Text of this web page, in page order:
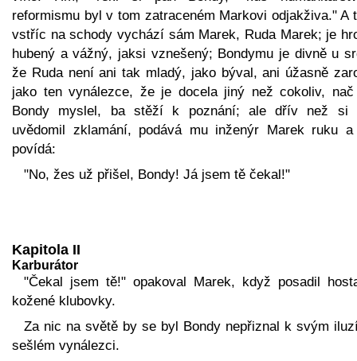
reformismu byl v tom zatraceném Markovi odjakživa." A
vstříc na schody vychází sám Marek, Ruda Marek; je
hubený a vážný, jaksi vznešený; Bondymu je divně u
že Ruda není ani tak mladý, jako býval, ani úžasně
jako ten vynálezce, že je docela jiný než cokoliv, nač
Bondy myslel, ba stěží k poznání; ale dřív než si
uvědomil zklamání, podává mu inženýr Marek ruku
povídá:
"No, žes už přišel, Bondy! Já jsem tě čekal!"
Kapitola II
Karburátor
"Čekal jsem tě!" opakoval Marek, když posadil
kožené klubovky.
Za nic na světě by se byl Bondy nepřiznal k svým
sešlém vynálezci.